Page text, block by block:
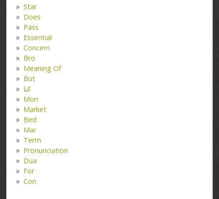
Star
Does
Pass
Essential
Concern
Bro
Meaning Of
But
کتا
Mon
Market
Bed
Mar
Term
Pronunciation
Dua
For
Con